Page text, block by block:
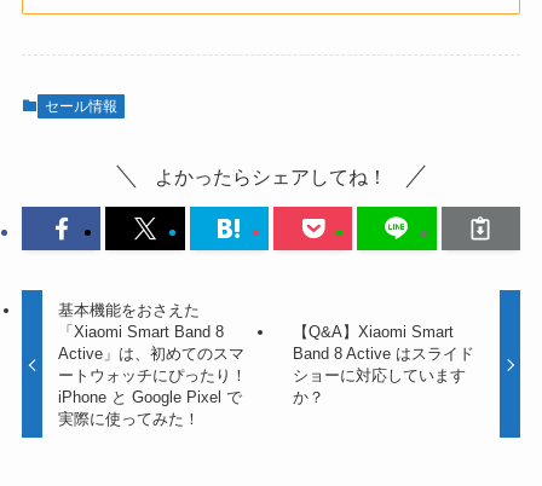
セール情報
よかったらシェアしてね！
基本機能をおさえた
「Xiaomi Smart Band 8
Active」は、初めてのスマ
ートウォッチにぴったり！
iPhone と Google Pixel で
実際に使ってみた！
【Q&A】Xiaomi Smart
Band 8 Active はスライド
ショーに対応しています
か？